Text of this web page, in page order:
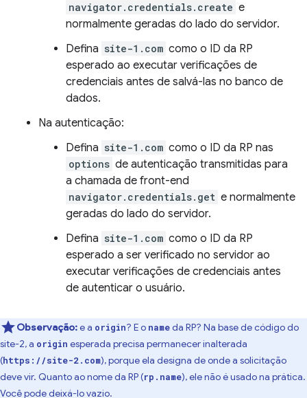
navigator.credentials.create e
normalmente geradas do lado do servidor.
Defina site-1.com como o ID da RP
esperado ao executar verificações de
credenciais antes de salvá-las no banco de
dados.
Na autenticação:
Defina site-1.com como o ID da RP nas
options de autenticação transmitidas para
a chamada de front-end
navigator.credentials.get e normalmente
geradas do lado do servidor.
Defina site-1.com como o ID da RP
esperado a ser verificado no servidor ao
executar verificações de credenciais antes
de autenticar o usuário.
Observação:e a origin? E o nameda RP? Na base de código do
site-2, a origin esperada precisa permanecer inalterada
(https://site-2.com), porque ela designa de onde a solicitação
deve vir. Quanto ao nome da RP (rp.name), ele não é usado na prática.
Você pode deixá-lo vazio.